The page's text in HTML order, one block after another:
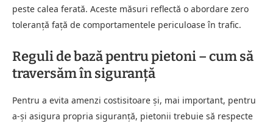
peste calea ferată. Aceste măsuri reflectă o abordare zero
toleranță față de comportamentele periculoase în trafic.
Reguli de bază pentru pietoni – cum să
traversăm în siguranță
Pentru a evita amenzi costisitoare și, mai important, pentru
a-și asigura propria siguranță, pietonii trebuie să respecte